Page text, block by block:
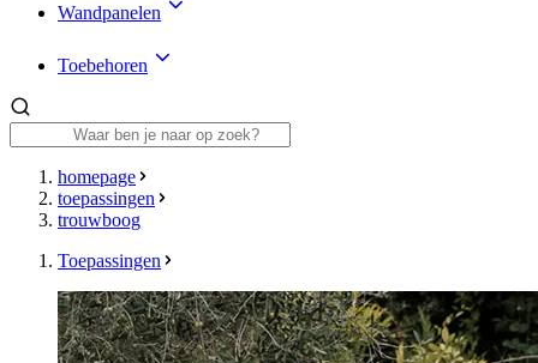
Wandpanelen
Toebehoren
homepage
toepassingen
trouwboog
Toepassingen